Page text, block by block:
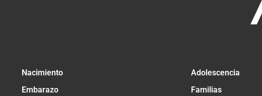
Nacimiento
Embarazo
Adolescencia
Familias